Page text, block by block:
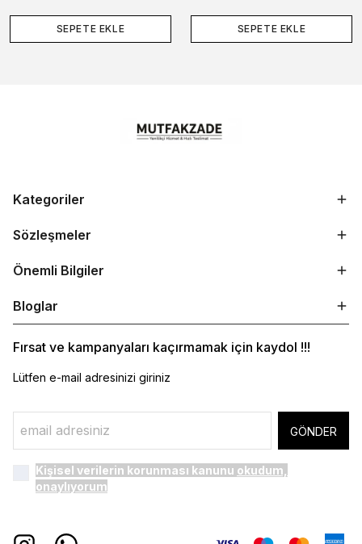
SEPETE EKLE SEPETE EKLE
Kategoriler
Sözleşmeler
Önemli Bilgiler
Bloglar
Fırsat ve kampanyaları kaçırmamak için kaydol !!!
Lütfen e-mail adresinizi giriniz
GÖNDER
Kişisel verilerin korunması kanunu okudum,
onaylıyorum